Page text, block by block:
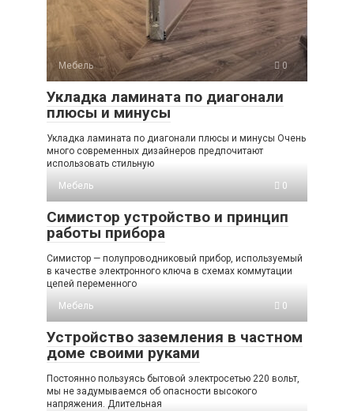
Мебель 0
Укладка ламината по диагонали
плюсы и минусы
Укладка ламината по диагонали плюсы и минусы Очень
много современных дизайнеров предпочитают
использовать стильную
Мебель
0
Симистор устройство и принцип
работы прибора
Симистор — полупроводниковый прибор, используемый
в качестве электронного ключа в схемах коммутации
цепей переменного
Мебель
0
Устройство заземления в частном
доме своими руками
Постоянно пользуясь бытовой электросетью 220 вольт,
мы не задумываемся об опасности высокого
напряжения. Длительная